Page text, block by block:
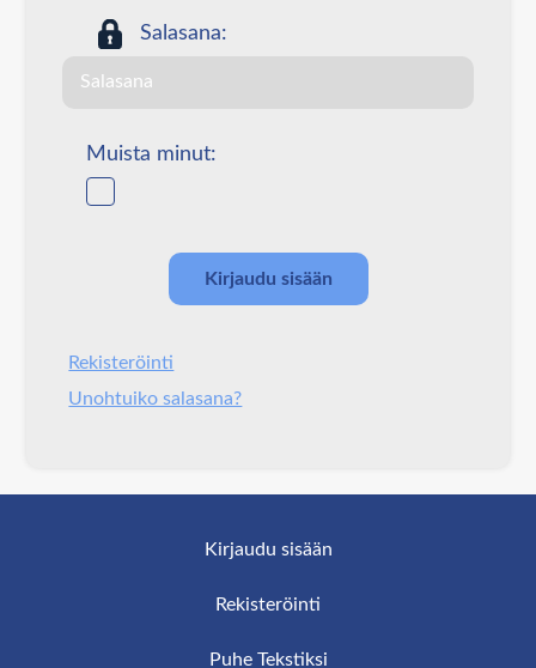
Salasana:
Muista minut:
Rekisteröinti
Unohtuiko salasana?
Kirjaudu sisään
Rekisteröinti
Puhe Tekstiksi